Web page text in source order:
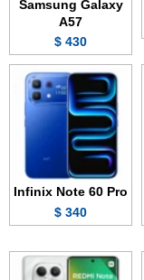
Samsung Galaxy
A57
430 $
Infinix Note 60 Pro
340 $